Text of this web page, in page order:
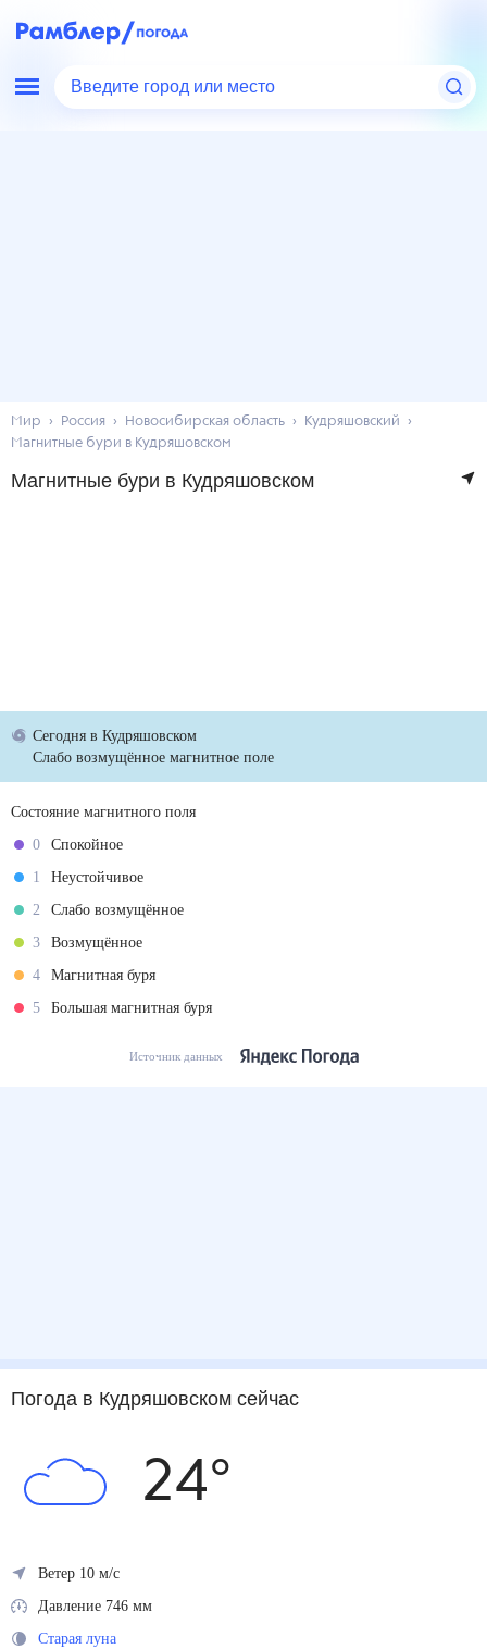
Введите город или место
Мир Россия Новосибирская область
Кудряшовский
Магнитные бури в Кудряшовском
Магнитные бури в Кудряшовском
Сегодняв Кудряшовском
Слабо возмущённое магнитное поле
Состояние магнитного поля
0
Спокойное
1
Неустойчивое
2
Слабо возмущённое
3
Возмущённое
4
Магнитная буря
5
Большая магнитная буря
Источник данных
Погода в Кудряшовском сейчас
24°
Ветер 10 м/с
Давление 746 мм
Старая луна